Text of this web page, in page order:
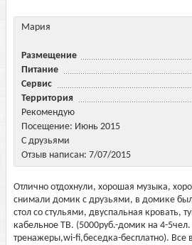
Мария
Размещение
Питание
Сервис
Территория
Рекомендую
Посещение: Июнь 2015
С друзьями
Отзыв написан: 7/07/2015
Отлично отдохнули, хорошая музыка,
снимали домик с друзьями, в домике
стол со стульями, двуспальная кровать,
кабельное ТВ. (5000руб.-домик на 4-
тренажеры,wi-fi,беседка-бесплатно). Все